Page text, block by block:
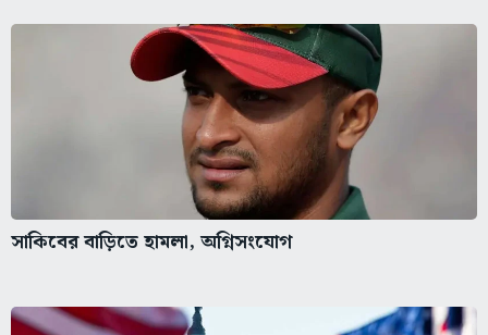
সাকিবের বাড়িতে হামলা, অগ্নিসংযোগ